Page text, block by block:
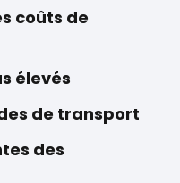
coûts de
élevés
de transport
des